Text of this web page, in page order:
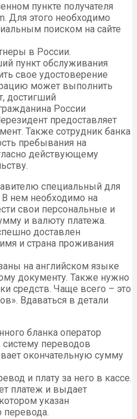
пункте получателя
Для этого необходимо
поиском на сайте
в России.
пункт обслуживания
свое удостоверение
может выполнить
достигший
России
предоставляет
Также сотрудник банка
пребывания на
действующему
специальный для
В нем необходимо на
свои персональные и
и валюту платежа.
доставлен
и страна проживания
на английском языке
документу. Также нужно
средств. Чаще всего – это
Вдаваться в детали
бланка оператор
переводов
окончательную сумму
и плату за него в кассе.
платеж и выдает
указан